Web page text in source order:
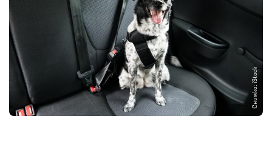
Снимка: iStock